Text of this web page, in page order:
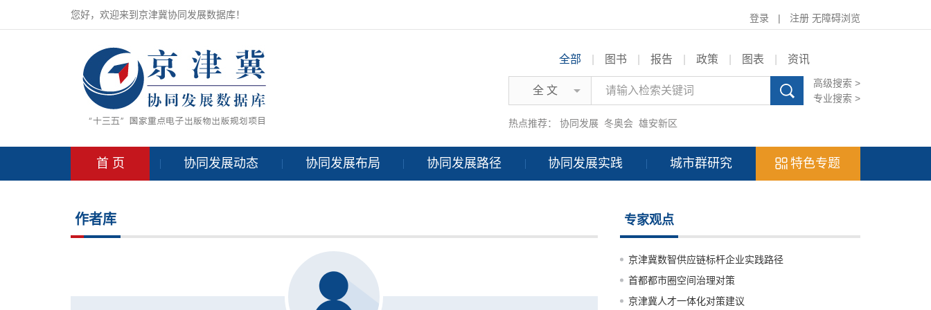
您好，欢迎来到京津冀协同发展数据库！ 登录 | 注册 无障碍浏览
全部 图书 报告 政策 图表 资讯
全 文
高级搜索 >
专业搜索 >
热点推荐： 协同发展 冬奥会 雄安新区
首 页 协同发展动态 协同发展布局 协同发展路径 协同发展实践 城市群研究 特色专题
作者库 专家观点
京津冀数智供应链标杆企业实践路径
首都都市圈空间治理对策
京津冀人才一体化对策建议